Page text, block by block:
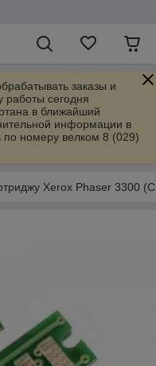
заказы и
работы сегодня
в ближайший
информации в
по номеру велком 8 (029)
Xerox Phaser 3300